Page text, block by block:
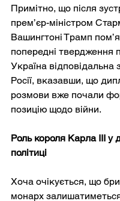
Примітно, що після
прем’єр-міністром
Вашингтоні Трамп
попередні твердження
Україна відповідальна
Росії, вказавши, що
розмови вже почали
позицію щодо війни.
Роль короля Карла III у
політиці
Хоча очікується, що
монарх